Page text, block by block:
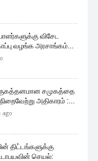
விசேட
வழங்க அரசாங்கம்...
சமுகத்தை
அதிகாரம் :...
திட்டங்களுக்கு
செயல்: